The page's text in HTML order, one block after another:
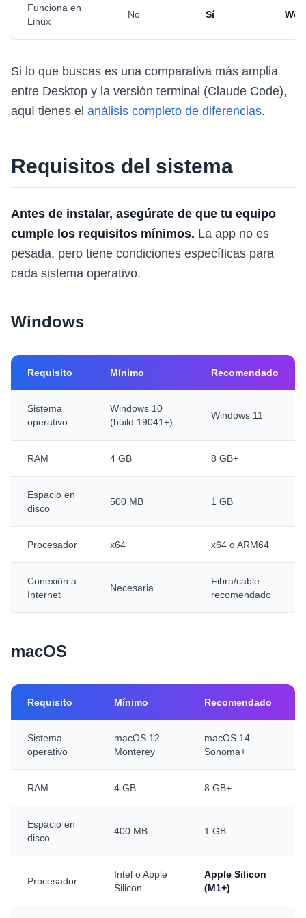
Funciona en
Linux
No Sí Web
Si lo que buscas es una comparativa más amplia
entre Desktop y la versión terminal (Claude Code),
aquí tienes el análisis completo de diferencias.
Requisitos del sistema
Antes de instalar, asegúrate de que tu equipo
cumple los requisitos mínimos. La app no es
pesada, pero tiene condiciones específicas para
cada sistema operativo.
Windows
Requisito Mínimo Recomendado
Sistema
operativo
Windows 10
(build 19041+)
Windows 11
RAM 4 GB 8 GB+
Espacio en
disco
500 MB 1 GB
Procesador x64 x64 o ARM64
Conexión a
Internet
Necesaria
Fibra/cable
recomendado
macOS
Requisito Mínimo Recomendado
Sistema
operativo
macOS 12
Monterey
macOS 14
Sonoma+
RAM 4 GB 8 GB+
Espacio en
disco
400 MB 1 GB
Procesador
Intel o Apple
Silicon
Apple Silicon
(M1+)